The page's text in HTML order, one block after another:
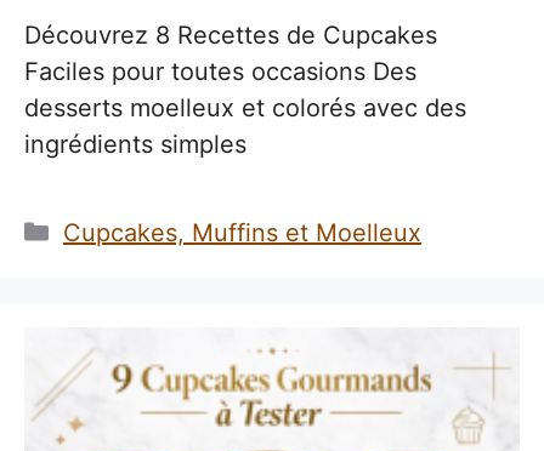
Découvrez 8 Recettes de Cupcakes
Faciles pour toutes occasions Des
desserts moelleux et colorés avec des
ingrédients simples
Catégories
Cupcakes, Muffins et Moelleux